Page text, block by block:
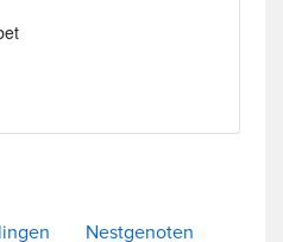
Nestgenoten